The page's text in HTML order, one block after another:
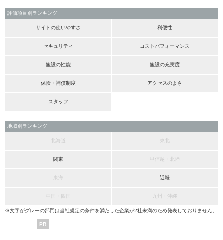
評価項目別ランキング
サイトの使いやすさ 利便性
セキュリティ コストパフォーマンス
施設の性能 施設の充実度
保険・補償制度 アクセスのよさ
スタッフ
地域別ランキング
北海道 東北
関東 甲信越・北陸
東海 近畿
中国・四国 九州・沖縄
※文字がグレーの部門は当社規定の条件を満たした企業が2社未満のため発表しておりません。
PR